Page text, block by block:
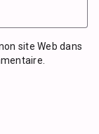
site Web dans